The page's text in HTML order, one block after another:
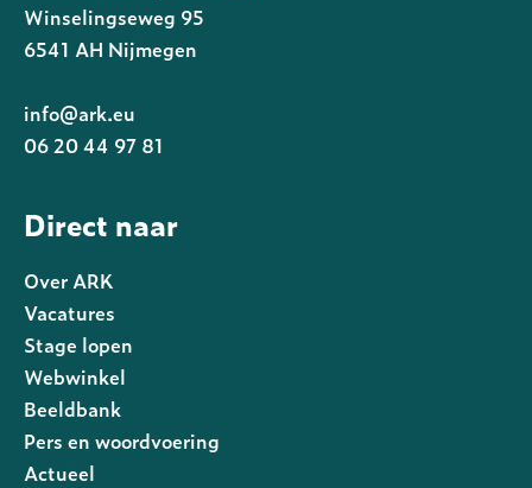
Winselingseweg 95
6541 AH Nijmegen
info@ark.eu
06 20 44 97 81
Direct naar
Over ARK
Vacatures
Stage lopen
Webwinkel
Beeldbank
Pers en woordvoering
Actueel